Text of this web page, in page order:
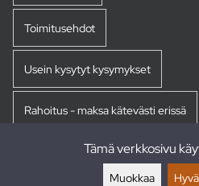
Toimitusehdot
Usein kysytyt kysymykset
Rahoitus - maksa kätevästi erissä
Tämä verkkosivu
Muokkaa